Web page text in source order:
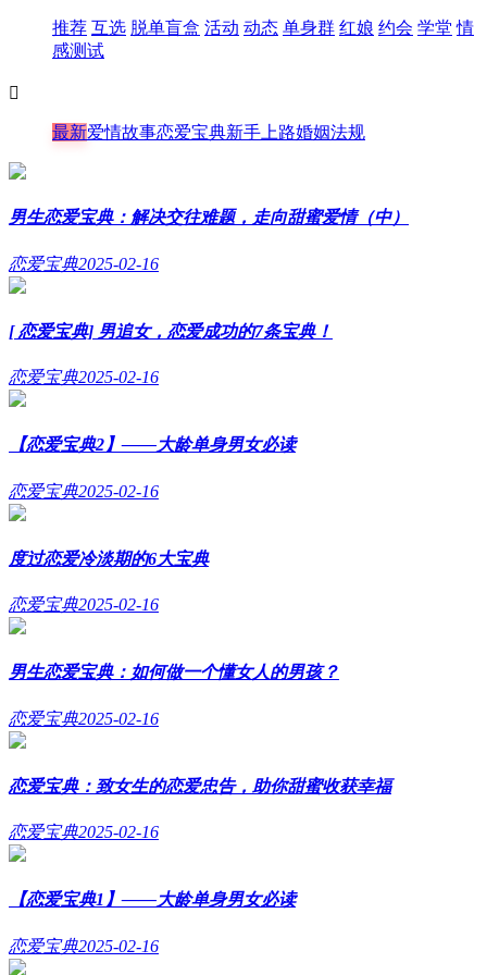
推荐 互选 脱单盲盒 活动 动态 单身群 红娘 约会 学堂 情
感测试

最新爱情故事恋爱宝典新手上路婚姻法规
男生恋爱宝典：解决交往难题，走向甜蜜爱情（中）
恋爱宝典2025-02-16
[ 恋爱宝典] 男追女，恋爱成功的7条宝典！
恋爱宝典2025-02-16
【恋爱宝典2】——大龄单身男女必读
恋爱宝典2025-02-16
度过恋爱冷淡期的6大宝典
恋爱宝典2025-02-16
男生恋爱宝典：如何做一个懂女人的男孩？
恋爱宝典2025-02-16
恋爱宝典：致女生的恋爱忠告，助你甜蜜收获幸福
恋爱宝典2025-02-16
【恋爱宝典1】——大龄单身男女必读
恋爱宝典2025-02-16